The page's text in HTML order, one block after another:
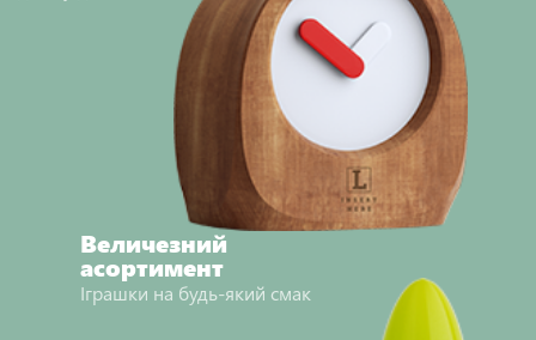
НАДІСЛАТИ ВІДГУК
Величезний
асортимент
Іграшки на будь-який смак